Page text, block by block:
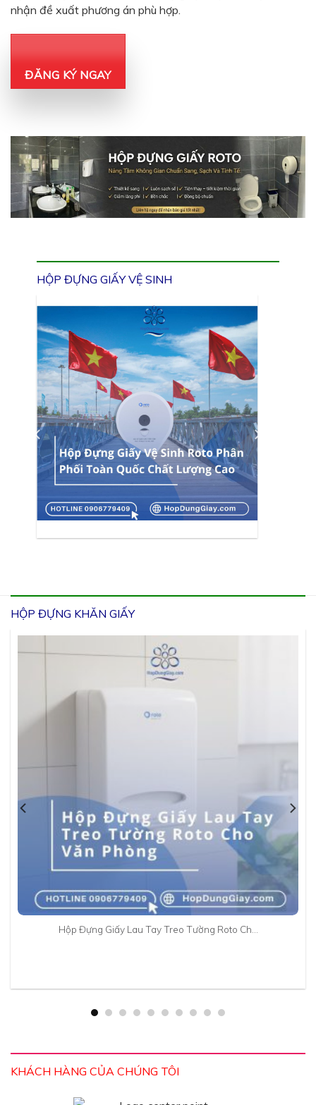
nhận đề xuất phương án phù hợp.
ĐĂNG KÝ NGAY
HỘP ĐỰNG GIẤY VỆ SINH
HỘP ĐỰNG KHĂN GIẤY
Hộp Đựng Giấy Lau Tay Treo Tường Roto Ch…
KHÁCH HÀNG CỦA CHÚNG TÔI